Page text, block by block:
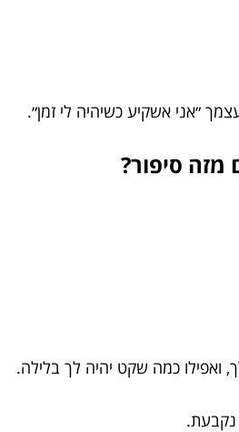
״אני אשקיע כשיהיה לי זמן״.
סיפור?
ואפילו כמה שקט יהיה לך בלילה.
נקבעת.